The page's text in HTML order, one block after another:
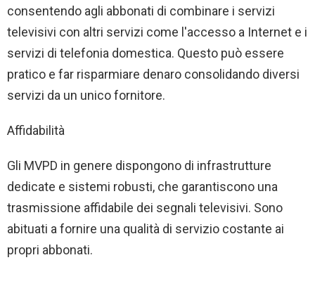
consentendo agli abbonati di combinare i servizi
televisivi con altri servizi come l'accesso a Internet e i
servizi di telefonia domestica. Questo può essere
pratico e far risparmiare denaro consolidando diversi
servizi da un unico fornitore.
Affidabilità
Gli MVPD in genere dispongono di infrastrutture
dedicate e sistemi robusti, che garantiscono una
trasmissione affidabile dei segnali televisivi. Sono
abituati a fornire una qualità di servizio costante ai
propri abbonati.